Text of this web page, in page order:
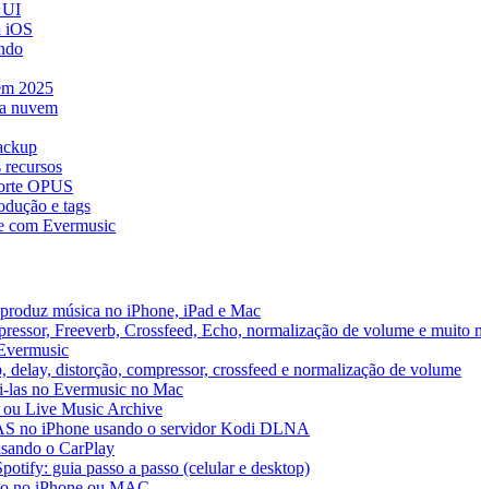
UI
iOS
2025
nuvem
OPUS
e tags
com Evermusic
música no iPhone, iPad e Mac
Freeverb, Crossfeed, Echo, normalização de volume e muito
distorção, compressor, crossfeed e normalização de volume
las no Evermusic no Mac
ou Live Music Archive
no iPhone usando o servidor Kodi DLNA
o CarPlay
guia passo a passo (celular e desktop)